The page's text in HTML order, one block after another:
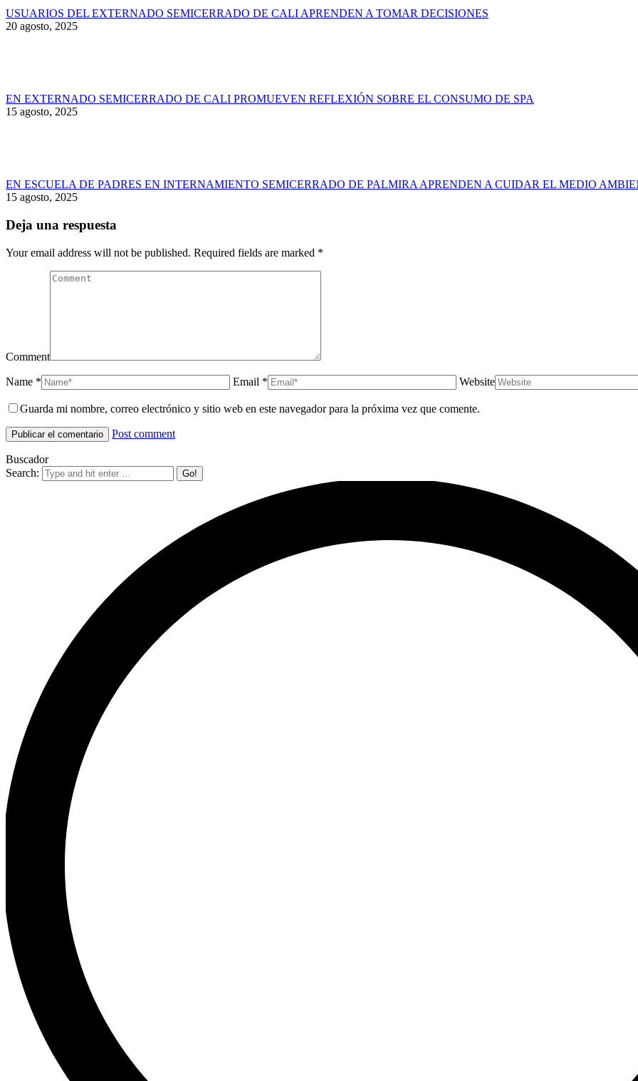
USUARIOS DEL EXTERNADO SEMICERRADO DE CALI APRENDEN A TOMAR DECISIONES
20 agosto, 2025
EN EXTERNADO SEMICERRADO DE CALI PROMUEVEN REFLEXIÓN SOBRE EL CONSUMO DE SPA
15 agosto, 2025
EN ESCUELA DE PADRES EN INTERNAMIENTO SEMICERRADO DE PALMIRA APRENDEN A CUIDAR EL MEDIO
15 agosto, 2025
Deja una respuesta
Your email address will not be published. Required fields are marked *
Comment
Name * Email * Website
Guarda mi nombre, correo electrónico y sitio web en este navegador para la próxima vez que comente.
Post comment
Buscador
Search: